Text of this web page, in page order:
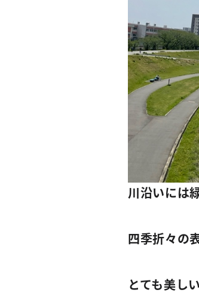
川沿いには
四季折々の
とても美し